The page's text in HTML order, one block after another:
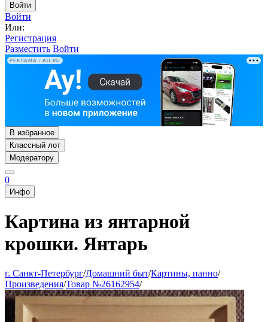
Войти
Войти
Или:
Регистрация
Разместить Войти
РЕКЛАМА • AU.RU
В избранное
Классный лот
Модератору
0
Инфо
Картина из янтарной
крошки. Янтарь
г. Санкт-Петербург/Домашний быт/Картины, панно/
Произведения/Товар №26162954/